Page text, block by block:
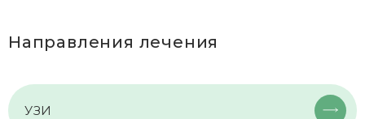
Направления лечения
УЗИ